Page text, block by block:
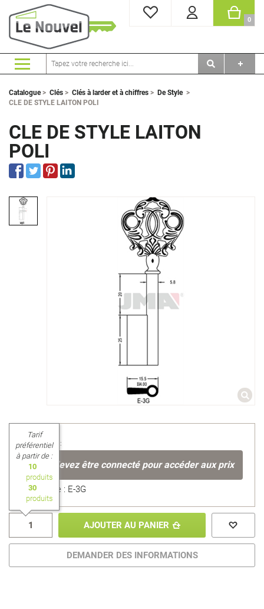
MES FAVORIS
0
Catalogue> Clés > Clés à larder et à chiffres > De Style>
CLE DE STYLE LAITON POLI
CLE DE STYLE LAITON
POLI
Prix unitaire :
Vous devez être connecté pour accéder aux prix
Référence : E-3G
Tarif
préférentiel
à partir de :
10
produits
30
produits
AJOUTER AU PANIER
DEMANDER DES INFORMATIONS